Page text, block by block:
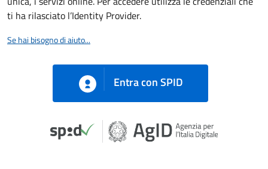
ti ha rilasciato l’Identity Provider.
Se hai bisogno di aiuto...
Entra con SPID